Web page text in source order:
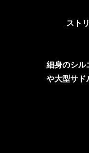
スト
細身のシル
や大型サド